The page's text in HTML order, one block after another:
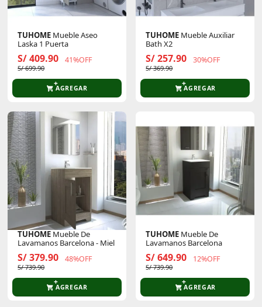
TUHOME Mueble Aseo
Laska 1 Puerta
S/ 409.90 41%OFF
S/ 699.90
AGREGAR
TUHOME Mueble Auxiliar
Bath X2
S/ 257.90 30%OFF
S/ 369.90
AGREGAR
TUHOME Mueble De
Lavamanos Barcelona - Miel
S/ 379.90 48%OFF
S/ 739.90
AGREGAR
TUHOME Mueble De
Lavamanos Barcelona
S/ 649.90 12%OFF
S/ 739.90
AGREGAR